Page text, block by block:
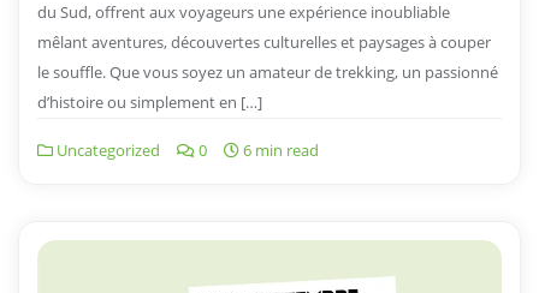
du Sud, offrent aux voyageurs une expérience inoubliable
mêlant aventures, découvertes culturelles et paysages à couper
le souffle. Que vous soyez un amateur de trekking, un passionné
d’histoire ou simplement en […]
Uncategorized 0 6 min read